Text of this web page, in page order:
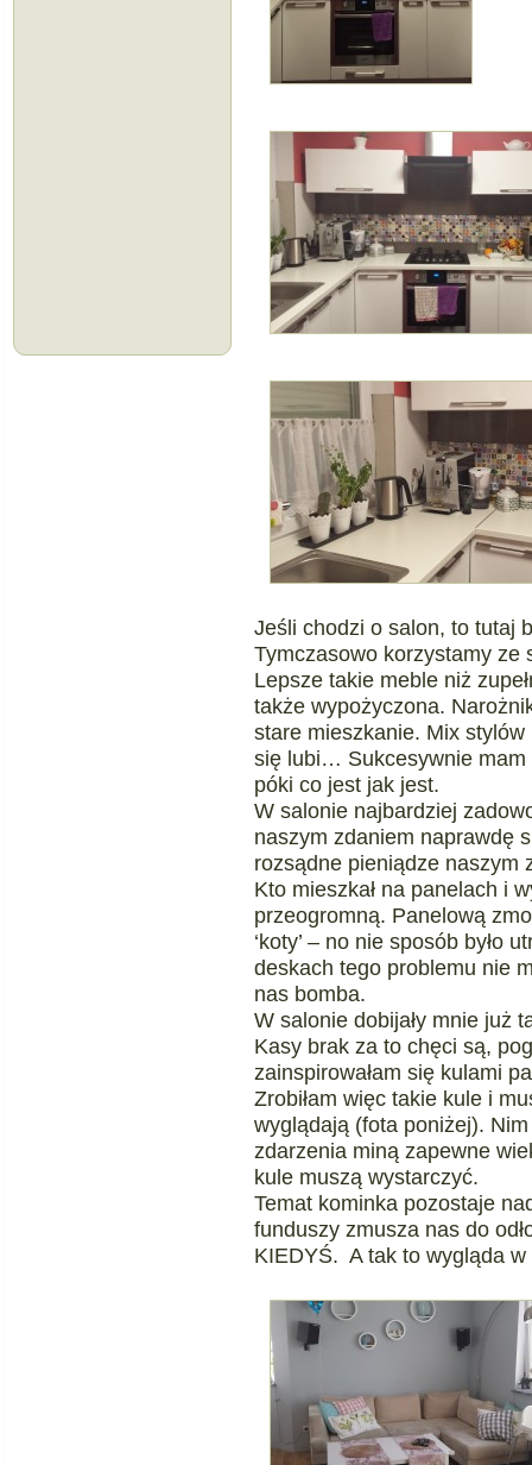
Jeśli chodzi o salon, to tutaj
Tymczasowo korzystamy ze
Lepsze takie meble niż
także wypożyczona.
stare mieszkanie. Mix stylów
się lubi… Sukcesywnie mam
póki co jest jak jest.
W salonie najbardziej
naszym zdaniem naprawdę
rozsądne pieniądze
Kto mieszkał na panelach i
przeogromną. Panelową
‘koty’ – no nie sposób było
deskach tego problemu nie
nas bomba.
W salonie dobijały mnie już
Kasy brak za to chęci są,
zainspirowałam się kulami
Zrobiłam więc takie kule i
wyglądają (fota poniżej).
zdarzenia miną zapewne
kule muszą wystarczyć.
Temat kominka pozostaje
funduszy zmusza nas do
KIEDYŚ. A tak to wygląda